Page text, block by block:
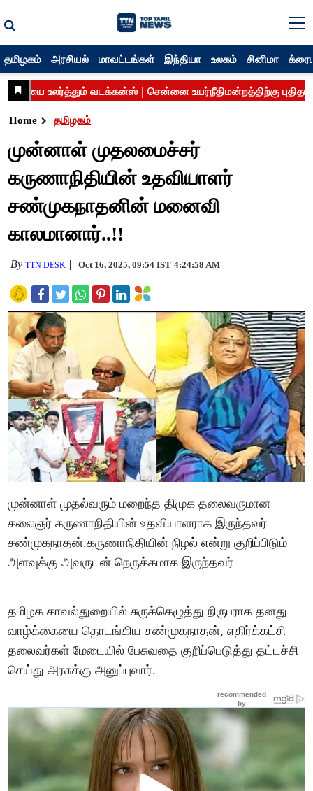
தமிழகம் அரசியல் மாவட்டங்கள் இந்தியா உலகம் சினிமா
Home தமிழகம்
முன்னாள் முதலமைச்சர்
கருணாநிதியின் உதவியாளர்
சண்முகநாதனின் மனைவி
காலமானார்..!!
ByTTN DESK Oct 16, 2025, 09:54 IST 4:24:58 AM
முன்னாள் முதல்வரும் மறைந்த திமுக தலைவருமான
கலைஞர் கருணாநிதியின் உதவியாளராக இருந்தவர்
சண்முகநாதன்.கருணாநிதியின் நிழல் என்று குறிப்பிடும்
அளவுக்கு அவருடன் நெருக்கமாக இருந்தவர்
தமிழக காவல்துறையில் சுருக்கெழுத்து நிருபராக தனது
வாழ்க்கையை தொடங்கிய சண்முகநாதன், எதிர்க்கட்சி
தலைவர்கள் மேடையில் பேசுவதை குறிப்பெடுத்து தட்டச்சி
செய்து அரசுக்கு அனுப்புவார்.